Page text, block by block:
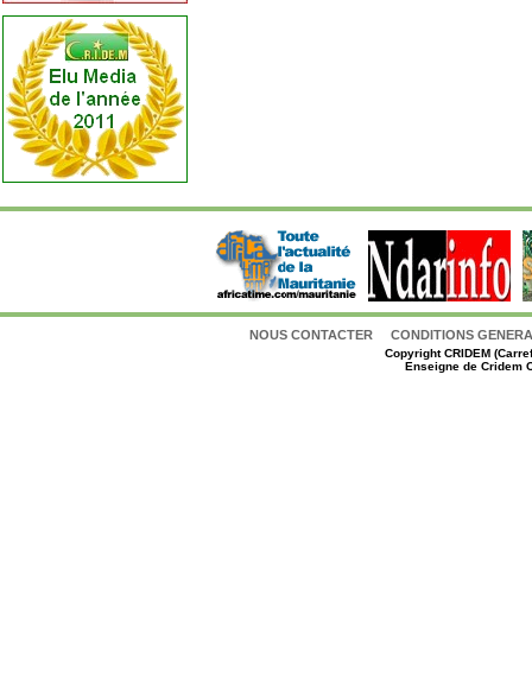
NOUS CONTACTER CONDITIONS
CopyrightCRIDEM
Enseigne de Cridem